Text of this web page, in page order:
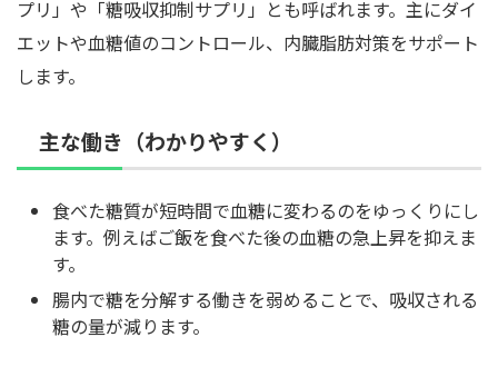
プリ」や「糖吸収抑制サプリ」とも呼ばれます。主にダイ
エットや血糖値のコントロール、内臓脂肪対策をサポート
します。
主な働き（わかりやすく）
食べた糖質が短時間で血糖に変わるのをゆっくりにし
ます。例えばご飯を食べた後の血糖の急上昇を抑えま
す。
腸内で糖を分解する働きを弱めることで、吸収される
糖の量が減ります。